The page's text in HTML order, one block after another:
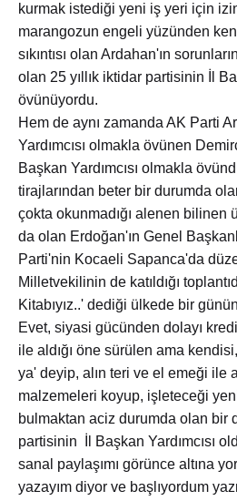
kurmak istediği yeni iş yeri için
marangozun engeli yüzünden
sıkıntısı olan Ardahan'ın
olan 25 yıllık iktidar partisinin İl
övünüyordu.
Hem de aynı zamanda AK Parti
Yardımcısı olmakla övünen
Başkan Yardımcısı olmakla
tirajlarından beter bir durumda
çokta okunmadığı alenen bilinen
da olan Erdoğan'ın Genel
Parti'nin Kocaeli Sapanca'da
Milletvekilinin de katıldığı
Kitabıyız..' dediği ülkede bir
Evet, siyasi gücünden dolayı
ile aldığı öne sürülen ama
ya' deyip, alın teri ve el emeği ile
malzemeleri koyup, işleteceği
bulmaktan aciz durumda olan bir
partisinin İl Başkan Yardımcısı
sanal paylaşımı görünce altına
yazayım diyor ve başlıyordum